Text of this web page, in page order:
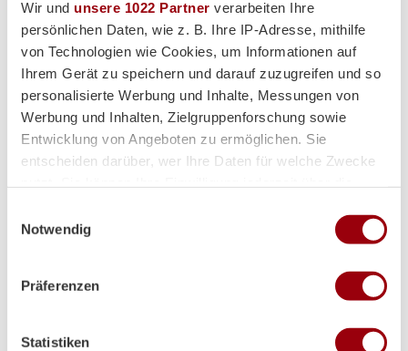
Wir und unsere 1022 Partner verarbeiten Ihre
persönlichen Daten, wie z. B. Ihre IP-Adresse, mithilfe
von Technologien wie Cookies, um Informationen auf
Ihrem Gerät zu speichern und darauf zuzugreifen und so
personalisierte Werbung und Inhalte, Messungen von
Werbung und Inhalten, Zielgruppenforschung sowie
Entwicklung von Angeboten zu ermöglichen. Sie
entscheiden darüber, wer Ihre Daten für welche Zwecke
Trigger Symbol ändern oder widerrufen
Informationen über Ihre geografische Lage erfassen,
Ihr Gerät durch aktives Scannen nach bestimmten
Merkmalen (Fingerprinting) identifizieren
Notwendig
Präferenzen
Statistiken
Supplier